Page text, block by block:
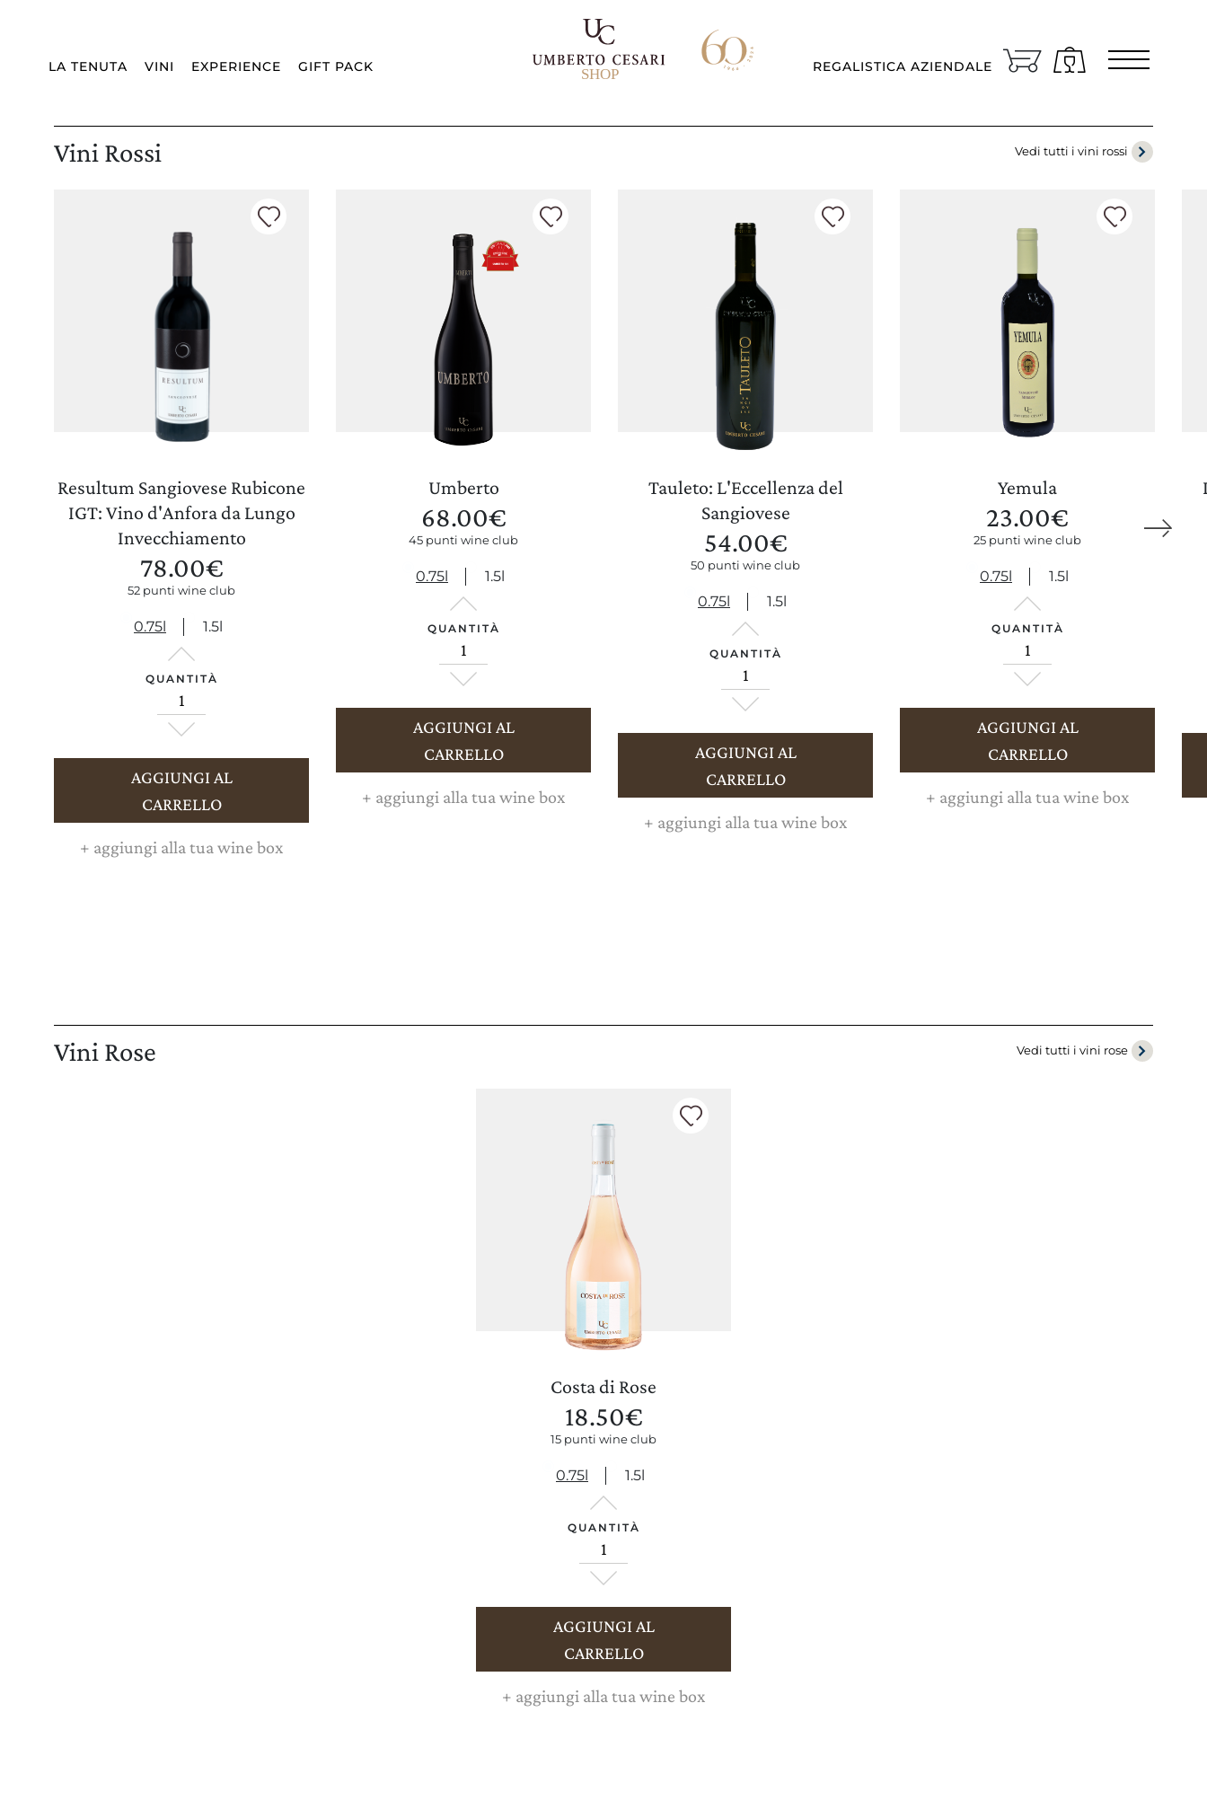
LA TENUTA VINI EXPERIENCE GIFT PACK SHOP REGALISTICA AZIENDALE
Area riservata
LA TENUTA
VINI
GIFT PACK
REGALISTICA
In che paese va spedito il vino?
CERCA UN ARGOMENTO SUL SITO DI UMBERTO CESARI
Vini Rossi Vedi tutti i vini rossi
Resultum Sangiovese Rubicone
IGT: Vino d'Anfora da Lungo
Invecchiamento
78.00€
52 punti wine club
0.75l 1.5l
QUANTITÀ
AGGIUNGI AL
CARRELLO
+ aggiungi alla tua wine box
Umberto
68.00€
45 punti wine club
0.75l 1.5l
QUANTITÀ
AGGIUNGI AL
CARRELLO
+ aggiungi alla tua wine box
Tauleto: L'Eccellenza del
Sangiovese
54.00€
50 punti wine club
0.75l 1.5l
QUANTITÀ
AGGIUNGI AL
CARRELLO
+ aggiungi alla tua wine box
Yemula
23.00€
25 punti wine club
0.75l 1.5l
QUANTITÀ
AGGIUNGI AL
CARRELLO
+ aggiungi alla tua wine box
Vini Rose Vedi tutti i vini rose
Costa di Rose
18.50€
15 punti wine club
0.75l 1.5l
QUANTITÀ
AGGIUNGI AL
CARRELLO
+ aggiungi alla tua wine box